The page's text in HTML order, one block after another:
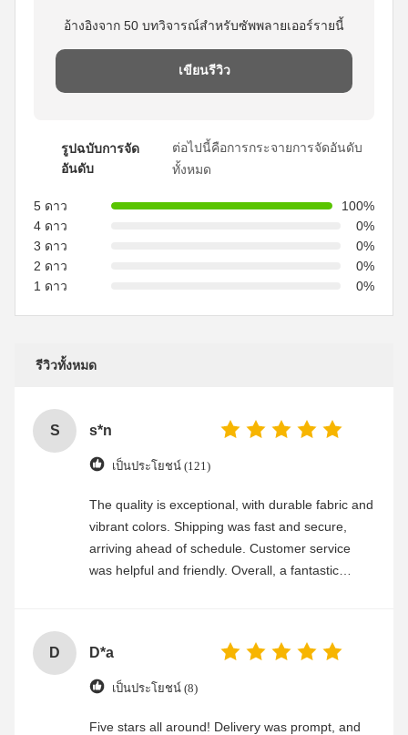
อ้างอิงจาก 50 บทวิจารณ์สำหรับซัพพลายเออร์รายนี้
เขียนรีวิว
รูปฉบับการจัด
อันดับ
ต่อไปนี้คือการกระจายการจัดอันดับ
ทั้งหมด
5 ดาว
100%
4 ดาว
0%
3 ดาว
0%
2 ดาว
0%
1 ดาว
0%
รีวิวทั้งหมด
S s*n
เป็นประโยชน์ (121)
The quality is exceptional, with durable fabric and
vibrant colors. Shipping was fast and secure,
arriving ahead of schedule. Customer service
was helpful and friendly. Overall, a fantastic
D D*a
เป็นประโยชน์ (8)
Five stars all around! Delivery was prompt, and